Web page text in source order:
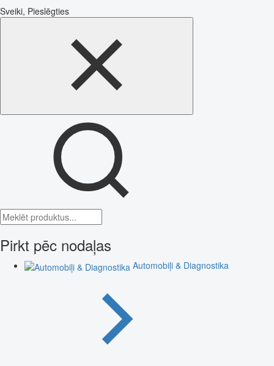
Sveiki, Pieslēgties
Pirkt pēc nodaļas
Automobiļi & Diagnostika